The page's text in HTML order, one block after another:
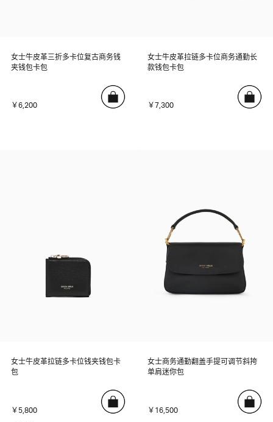
女士牛皮革三折多卡位复古商务钱
夹钱包卡包
￥6,200
女士牛皮革拉链多卡位商务通勤长
款钱包卡包
￥7,300
女士牛皮革拉链多卡位钱夹钱包卡
包
￥5,800
女士商务通勤翻盖手提可调节斜挎
单肩迷你包
￥16,500